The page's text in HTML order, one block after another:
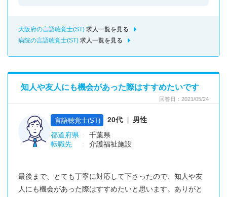
大阪府の言語聴覚士(ST) 求人一覧を見る
病院の言語聴覚士(ST) 求人一覧を見る
回答日：2021/05/24
知人や友人にも機会があった際はすすめたいです
言語聴覚士(ST) 20代
男性
都道府県
千葉県
転職先
介護福祉施設
最後まで、とても丁寧に対応して下さったので、知人や友
人にも機会があった際はすすめたいと思います。ありがと